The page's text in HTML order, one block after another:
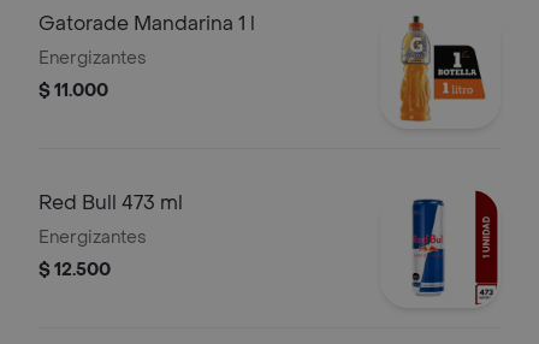
Gatorade Mandarina 1 l
Energizantes
$ 11.000
Red Bull 473 ml
Energizantes
$ 12.500